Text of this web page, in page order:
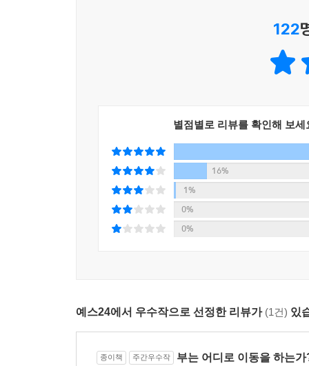
시장의 흔들림 속에서 Fed는 어떤 선택을 했을
해주었으니 아이가 방긋 웃지 않았을까요? 네, 긴
그리고 하나 더 있습니다. 금리 인하라는 말씀을
어져온 미국 금리 인상 사이클로 인해 가장 크게
다는 소식이 들려온 거죠. 그럼 그동안 억눌려 있
--- p.275
보았죠. 미국 역시 정부 부채가 크게 늘어났기에
코로나 같은 예상치 못한 위기가 또 찾아온다면?
미중 무역 전쟁의 향방은?
미래를 예측한다는 것은 전문가들에게도 매우
때문이다. 우리는 지금 한 번도 가지 않은 길 앞
있다는 얘기다. 그러므로 이에 대한 효율적 대
쟁여두려는 심리가 강해져 달러는 강세를 보이
강세가 나타남을 예측할 수 있다. 두 번째는 ‘나
인플레이션은 성장을 동반하지 않기에 종이 화
122
별점별로 리뷰를 확인해 보세
16%
1%
0%
0%
예스24에서 우수작으로 선정한 리뷰가 (1건) 있
종이책 주간우수작 부는 어디로 이동을 하는가